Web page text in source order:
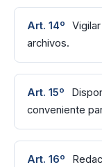
Art. 14º
archivos.
Art. 15º
conveniente
Art. 16º